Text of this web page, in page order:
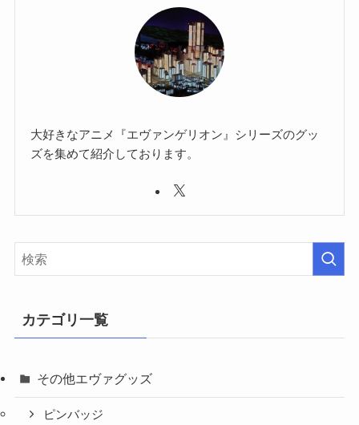
大好きなアニメ『エヴァンゲリオン』シリーズのグッ
ズを集めて紹介しております。
カテゴリ一覧
その他エヴァグッズ
ピンバッジ